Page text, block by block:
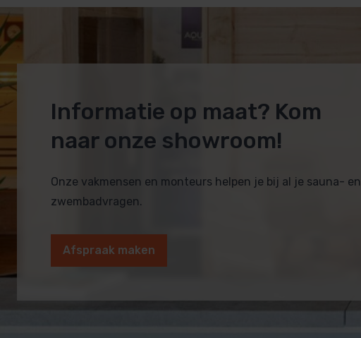
Informatie op maat? Kom
naar onze showroom!
Onze vakmensen en monteurs helpen je bij al je sauna- en
zwembadvragen.
Afspraak maken